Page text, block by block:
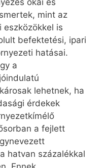
mint az
eszközökkel is
befektetési, ipari
hatásai.
a
lehetnek, ha
érdekek
a fejlett
hatvan százalékkal